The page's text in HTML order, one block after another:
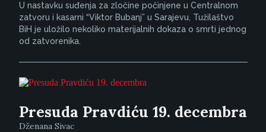
U nastavku suđenja za zločine počinjene u Centralnom
zatvoru i kasarni “Viktor Bubanj” u Sarajevu, Tužilaštvo
BiH je uložilo nekoliko materijalnih dokaza o smrti jednog
od zatvorenika.
Presuda Pravdiću 19. decembra
Dženana Sivac